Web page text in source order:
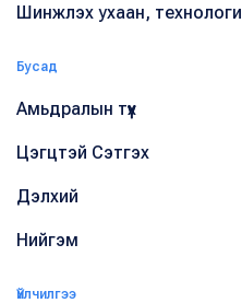
Шинжлэх ухаан, технологи
Бусад
Амьдралын түүх
Цэгцтэй Сэтгэх
Дэлхий
Нийгэм
Үйлчилгээ